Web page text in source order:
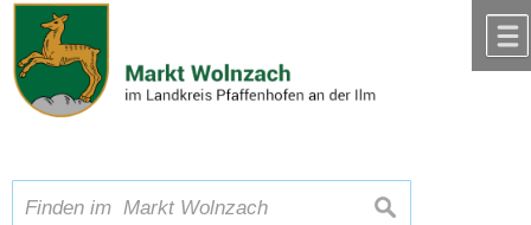
Zum Inhalt,zur Navigation
Schriftgröße A A A suchen